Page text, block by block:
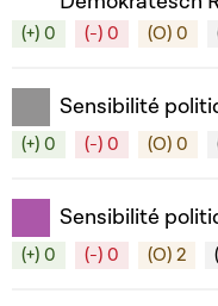
(+) 0 (-) 0 (O) 0
Sensibilité
(+) 0 (-) 0 (O) 0
Sensibilité
(+) 0 (-) 0 (O) 2